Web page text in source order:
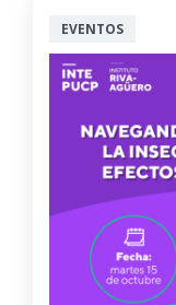
EVENTOS